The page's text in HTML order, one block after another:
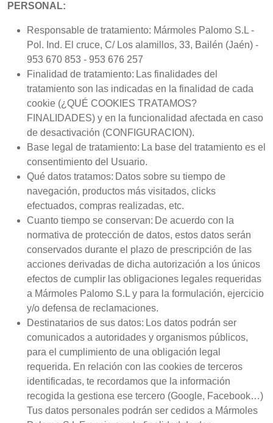
PERSONAL:
Responsable de tratamiento: Mármoles Palomo S.L -
Pol. Ind. El cruce, C/ Los alamillos, 33, Bailén (Jaén) -
953 670 853 - 953 676 257
Finalidad de tratamiento: Las finalidades del
tratamiento son las indicadas en la finalidad de cada
cookie (¿QUÉ COOKIES TRATAMOS?
FINALIDADES) y en la funcionalidad afectada en caso
de desactivación (CONFIGURACION).
Base legal de tratamiento: La base del tratamiento es el
consentimiento del Usuario.
Qué datos tratamos: Datos sobre su tiempo de
navegación, productos más visitados, clicks
efectuados, compras realizadas, etc.
Cuanto tiempo se conservan: De acuerdo con la
normativa de protección de datos, estos datos serán
conservados durante el plazo de prescripción de las
acciones derivadas de dicha autorización a los únicos
efectos de cumplir las obligaciones legales requeridas
a Mármoles Palomo S.L y para la formulación, ejercicio
y/o defensa de reclamaciones.
Destinatarios de sus datos: Los datos podrán ser
comunicados a autoridades y organismos públicos,
para el cumplimiento de una obligación legal
requerida. En relación con las cookies de terceros
identificadas, te recordamos que la información
recogida la gestiona ese tercero (Google, Facebook…)
Tus datos personales podrán ser cedidos a Mármoles